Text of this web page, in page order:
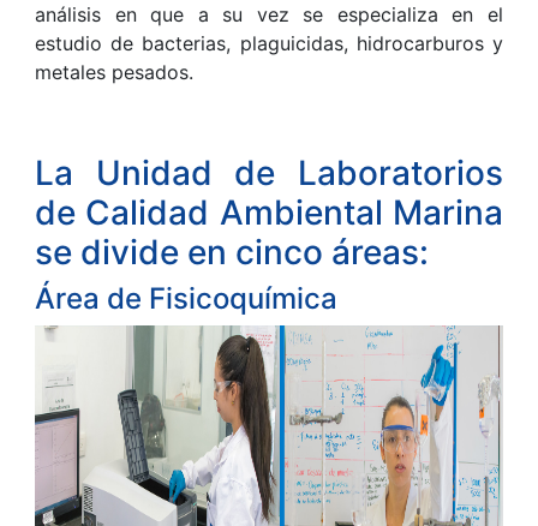
análisis en que a su vez se especializa en el
estudio de bacterias, plaguicidas, hidrocarburos y
metales pesados.
La Unidad de Laboratorios
de Calidad Ambiental Marina
se divide en cinco áreas:
Área de Fisicoquímica